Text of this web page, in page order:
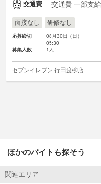
交通費 交通費 一部支給
面接なし 研修なし
応募締切
08月30日（日）
05:30
募集人数
1人
セブンイレブン 行田渡柳店
ほかのバイトも探そう
関連エリア